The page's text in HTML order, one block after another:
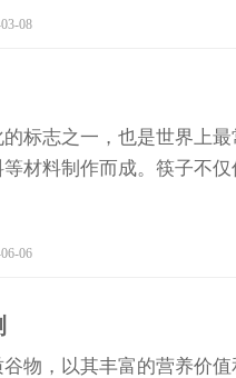
08
志之一，也是世界上最
材料制作而成。筷子不
06
，以其丰富的营养价值